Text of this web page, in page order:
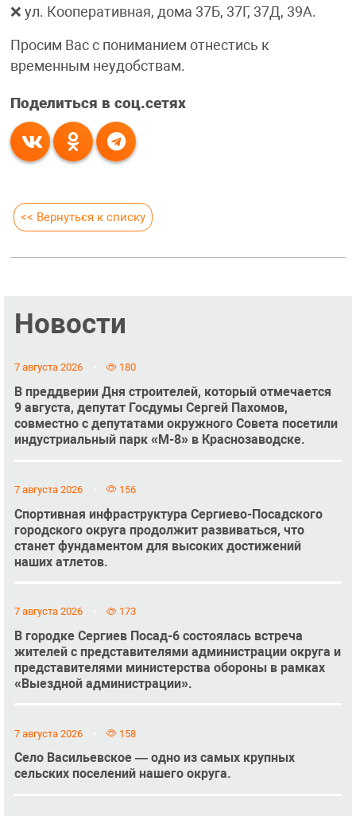
❌ ул. Кооперативная, дома 37Б, 37Г, 37Д, 39А.
Просим Вас с пониманием отнестись к
временным неудобствам.
Поделиться в соц.сетях
<< Вернуться к списку
Новости
7 августа 2026 180
В преддверии Дня строителей, который отмечается
9 августа, депутат Госдумы Сергей Пахомов,
совместно с депутатами окружного Совета посетили
индустриальный парк «М-8» в Краснозаводске.
7 августа 2026 156
Спортивная инфраструктура Сергиево-Посадского
городского округа продолжит развиваться, что
станет фундаментом для высоких достижений
наших атлетов.
7 августа 2026 173
В городке Сергиев Посад-6 состоялась встреча
жителей с представителями администрации округа и
представителями министерства обороны в рамках
«Выездной администрации».
7 августа 2026 158
Село Васильевское — одно из самых крупных
сельских поселений нашего округа.